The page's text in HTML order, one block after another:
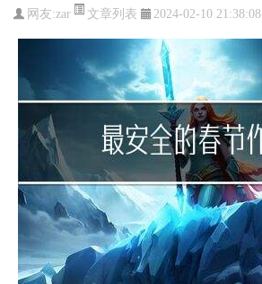
网友:zar 文章列表 2024-02-10 21:38:08